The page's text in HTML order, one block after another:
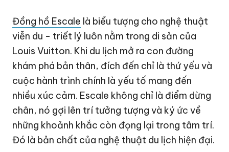
Đồng hồ Escale là biểu tượng cho nghệ thuật
viễn du - triết lý luôn nằm trong di sản của
Louis Vuitton. Khi du lịch mở ra con đường
khám phá bản thân, đích đến chỉ là thứ yếu và
cuộc hành trình chính là yếu tố mang đến
nhiều xúc cảm. Escale không chỉ là điểm dừng
chân, nó gợi lên trí tưởng tượng và ký ức về
những khoảnh khắc còn đọng lại trong tâm trí.
Đó là bản chất của nghệ thuật du lịch hiện đại.